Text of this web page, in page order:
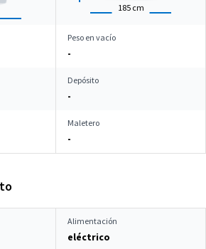
185 cm
Peso en vacío
-
Depósito
-
Maletero
-
Alimentación
eléctrico